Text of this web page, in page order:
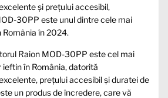
și prețului accesibil,
30PP este unul dintre cele mai
în 2024.
Raion MOD-30PP este cel mai
în România, datorită
prețului accesibil și duratei de
un produs de încredere, care vă